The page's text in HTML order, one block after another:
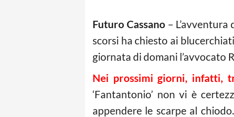
Futuro Cassano– L’avventura
scorsi ha chiesto ai
giornata di domani l’avvocato
Nei prossimi giorni, infatti,
‘Fantantonio’ non vi è
appendere le scarpe al